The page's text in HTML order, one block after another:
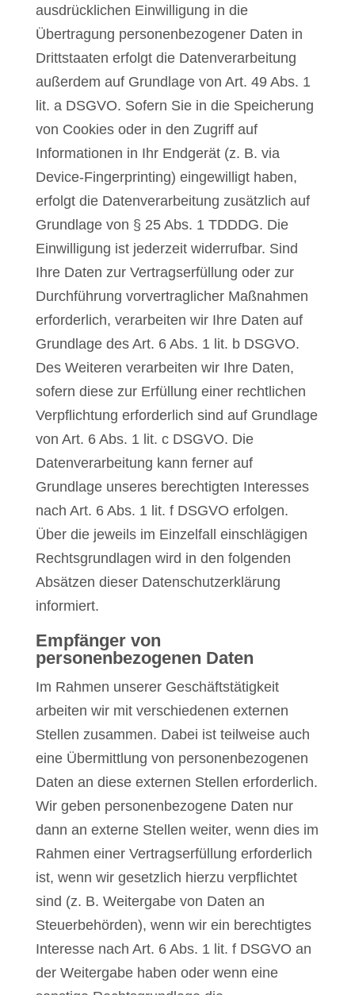
ausdrücklichen Einwilligung in die
Übertragung personenbezogener Daten in
Drittstaaten erfolgt die Datenverarbeitung
außerdem auf Grundlage von Art. 49 Abs. 1
lit. a DSGVO. Sofern Sie in die Speicherung
von Cookies oder in den Zugriff auf
Informationen in Ihr Endgerät (z. B. via
Device-Fingerprinting) eingewilligt haben,
erfolgt die Datenverarbeitung zusätzlich auf
Grundlage von § 25 Abs. 1 TDDDG. Die
Einwilligung ist jederzeit widerrufbar. Sind
Ihre Daten zur Vertragserfüllung oder zur
Durchführung vorvertraglicher Maßnahmen
erforderlich, verarbeiten wir Ihre Daten auf
Grundlage des Art. 6 Abs. 1 lit. b DSGVO.
Des Weiteren verarbeiten wir Ihre Daten,
sofern diese zur Erfüllung einer rechtlichen
Verpflichtung erforderlich sind auf Grundlage
von Art. 6 Abs. 1 lit. c DSGVO. Die
Datenverarbeitung kann ferner auf
Grundlage unseres berechtigten Interesses
nach Art. 6 Abs. 1 lit. f DSGVO erfolgen.
Über die jeweils im Einzelfall einschlägigen
Rechtsgrundlagen wird in den folgenden
Absätzen dieser Datenschutzerklärung
informiert.
Empfänger von
personenbezogenen Daten
Im Rahmen unserer Geschäftstätigkeit
arbeiten wir mit verschiedenen externen
Stellen zusammen. Dabei ist teilweise auch
eine Übermittlung von personenbezogenen
Daten an diese externen Stellen erforderlich.
Wir geben personenbezogene Daten nur
dann an externe Stellen weiter, wenn dies im
Rahmen einer Vertragserfüllung erforderlich
ist, wenn wir gesetzlich hierzu verpflichtet
sind (z. B. Weitergabe von Daten an
Steuerbehörden), wenn wir ein berechtigtes
Interesse nach Art. 6 Abs. 1 lit. f DSGVO an
der Weitergabe haben oder wenn eine